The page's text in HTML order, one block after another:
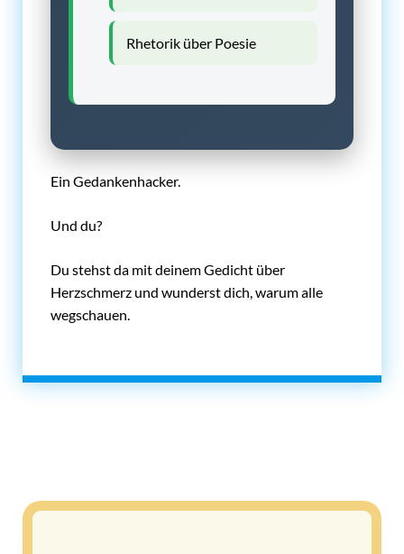
Rhetorik über Poesie
Ein Gedankenhacker.
Und du?
Du stehst da mit deinem Gedicht über
Herzschmerz und wunderst dich, warum alle
wegschauen.